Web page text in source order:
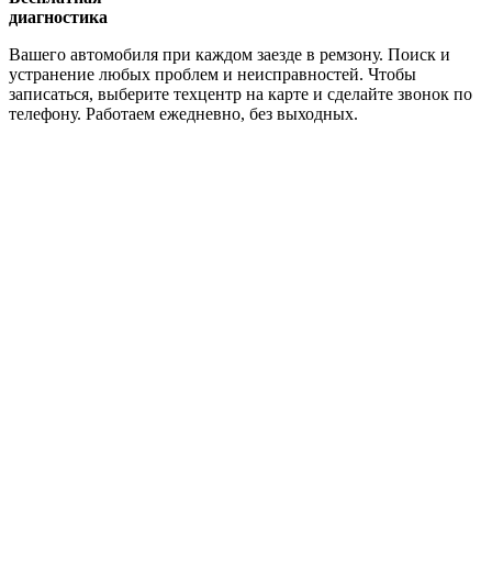
диагностика
Вашего автомобиля при каждом заезде в ремзону. Поиск и
устранение любых проблем и неисправностей. Чтобы
записаться, выберите техцентр на карте и сделайте звонок по
телефону. Работаем ежедневно, без выходных.